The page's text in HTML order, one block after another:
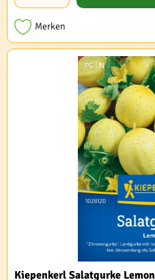
Merken
Kiepenkerl Salatgurke Lemon